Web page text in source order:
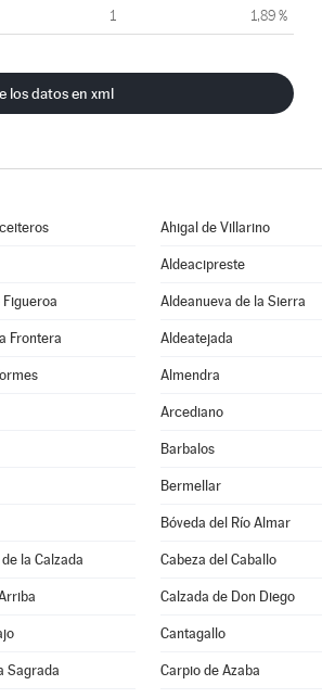
1 1,89 %
los datos en xml
Ahigal de Villarino
Aldeacipreste
Aldeanueva de la Sierra
Frontera Aldeatejada
Almendra
Arcediano
Barbalos
Bermellar
Bóveda del Río Almar
la Calzada Cabeza del Caballo
Calzada de Don Diego
Cantagallo
Sagrada Carpio de Azaba